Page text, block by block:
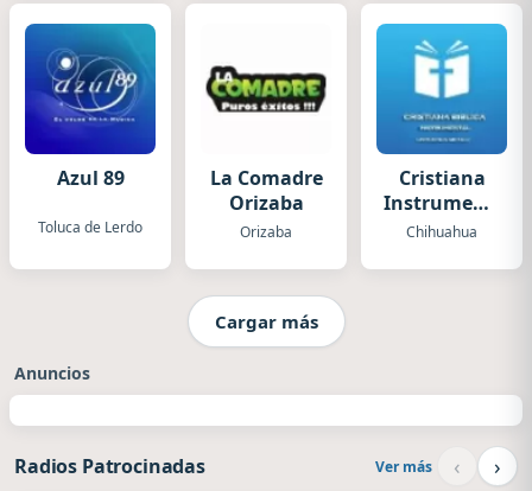
Azul 89
Toluca de Lerdo
La Comadre
Orizaba
Orizaba
Cristiana
Instrumental
Biblica
Chihuahua
Cargar más
Anuncios
Radios Patrocinadas Ver más ‹ ›